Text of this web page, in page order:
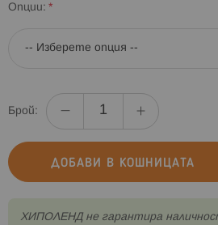
Опции
Брой:
ДОБАВИ В КОШНИЦАТА
XИПОЛЕНД не гарантира